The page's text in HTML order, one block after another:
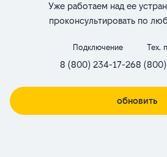
Уже работаем над ее
проконсультировать по
Подключение
8 (800) 234-17-26
Тех.
8
обновить